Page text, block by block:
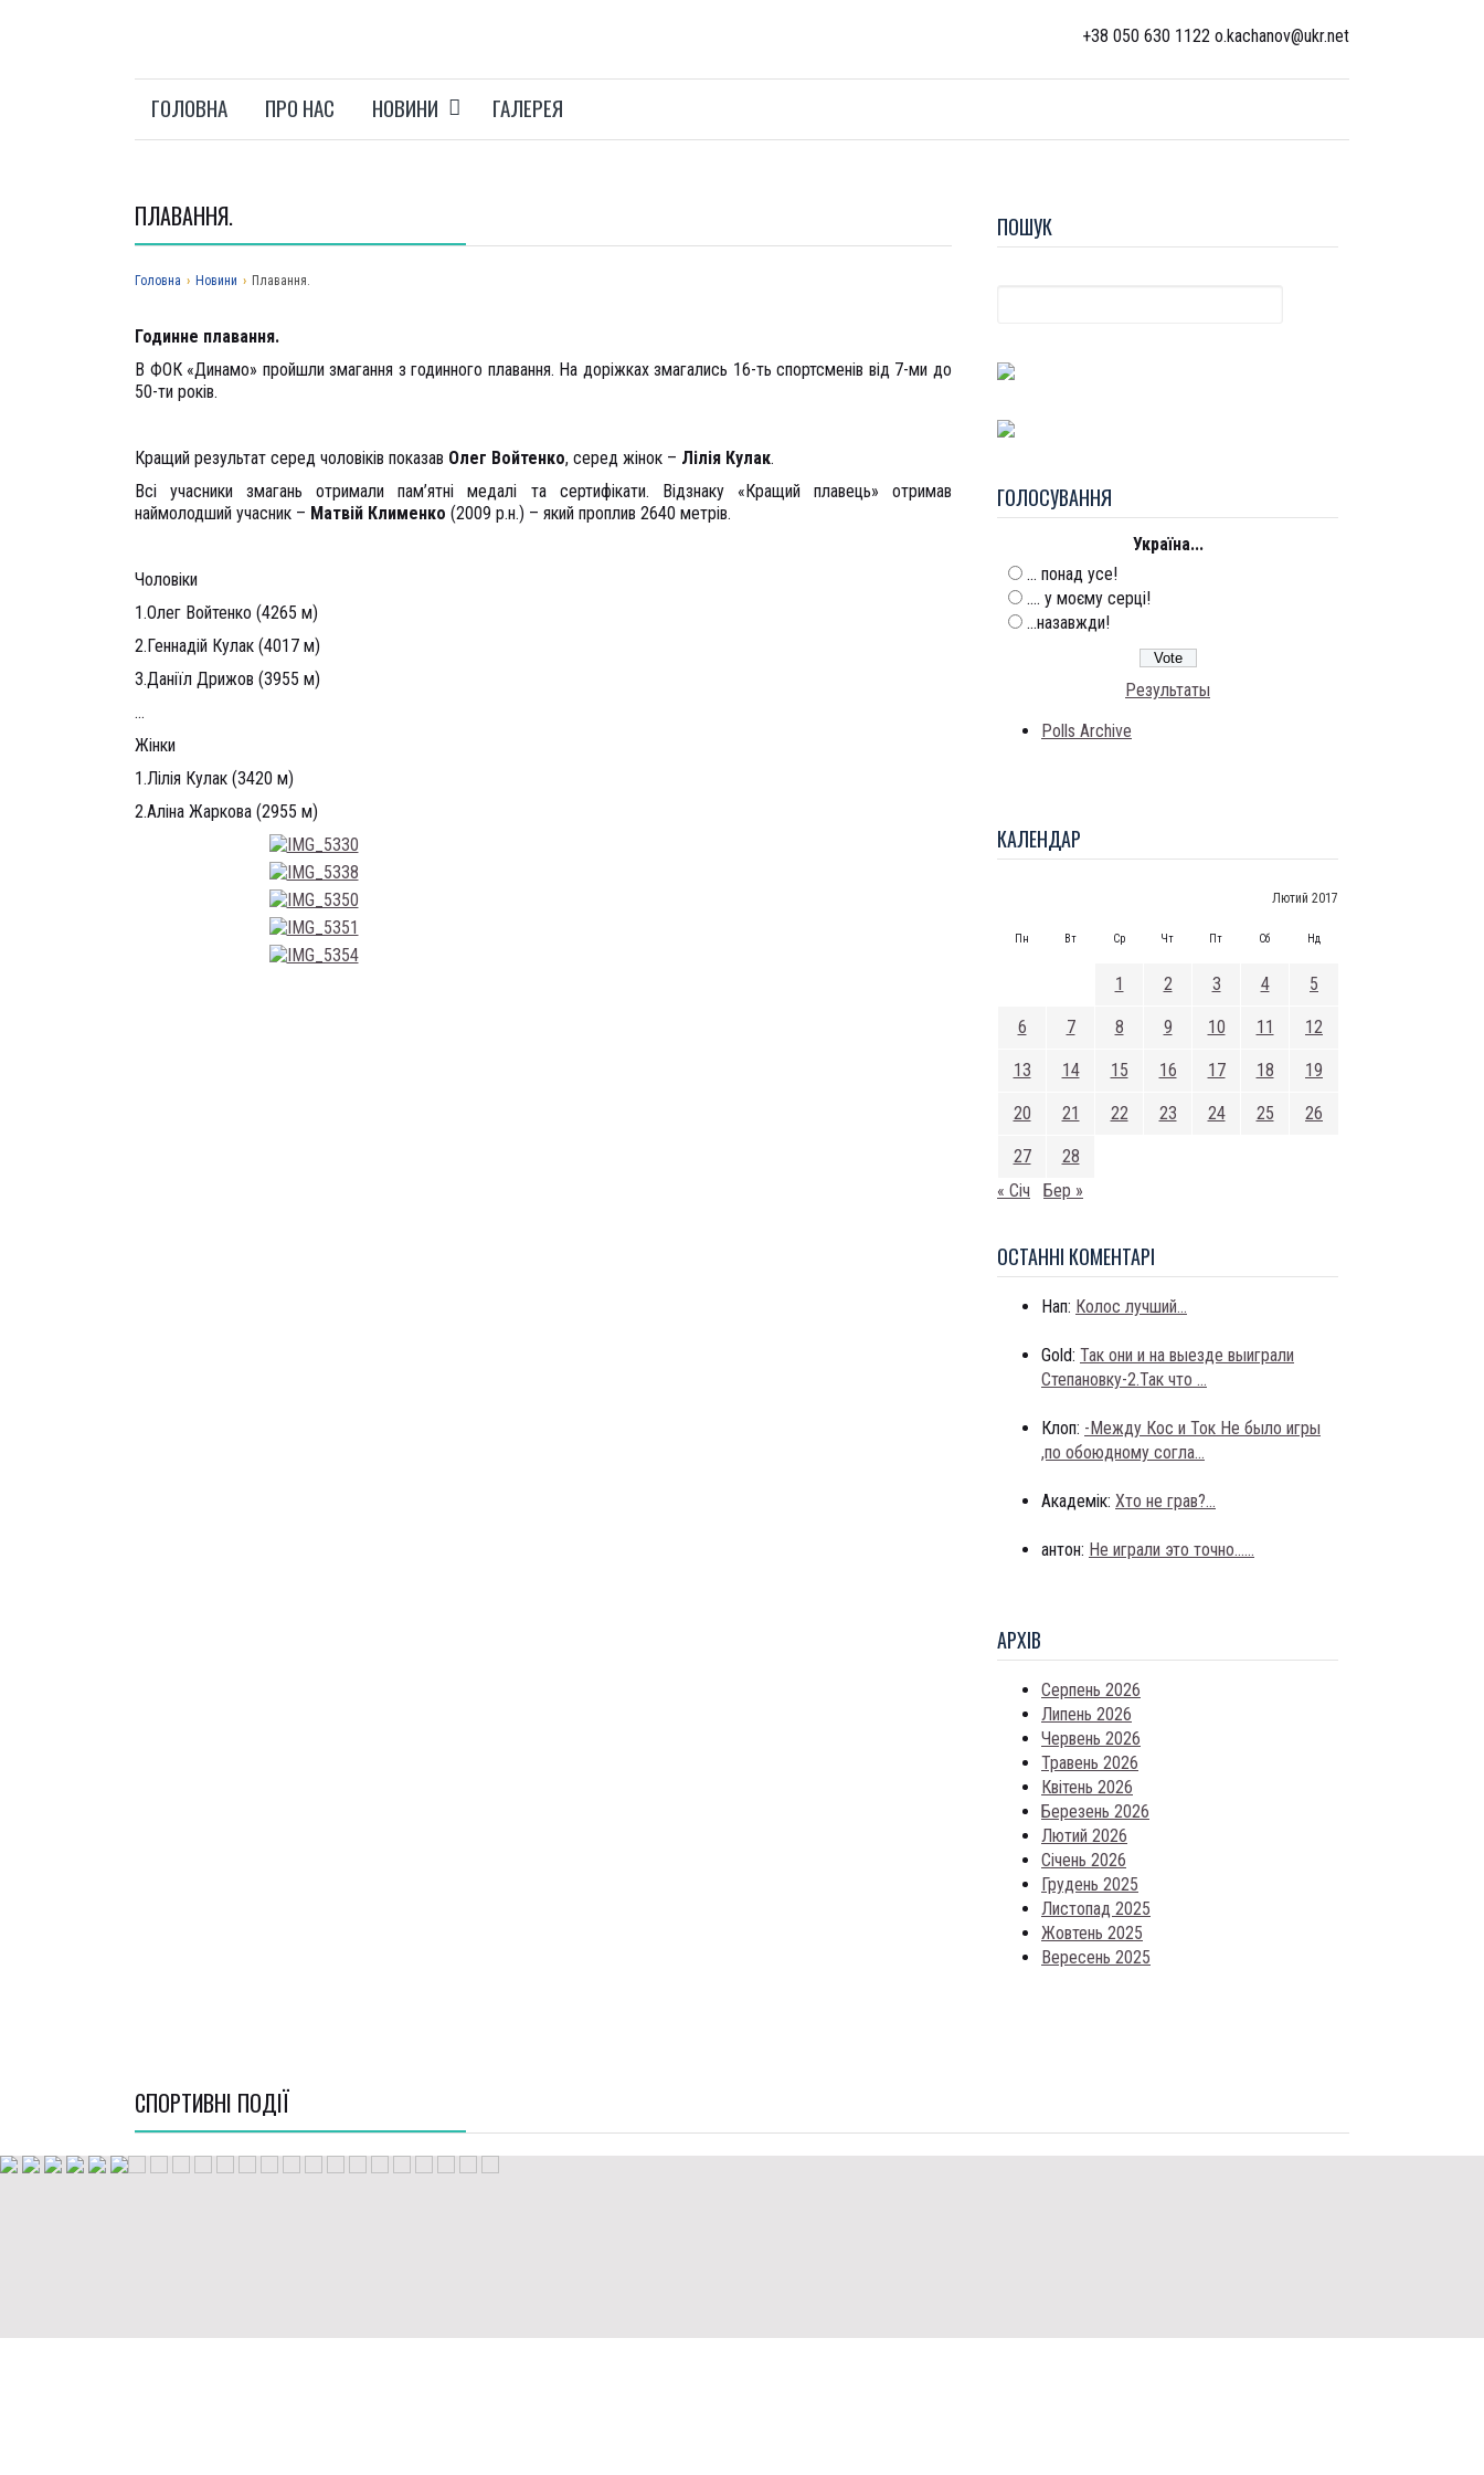
+38 050 630 1122 o.kachanov@ukr.net
ГОЛОВНА ПРО НАС НОВИНИ ГАЛЕРЕЯ
ПОШУК
ГОЛОСУВАННЯ
Україна...
... понад усе!
.... у моєму серці!
...назавжди!
Результаты
Polls Archive
КАЛЕНДАР
Лютий 2017
Пн Вт Ср Чт Пт Сб Нд
1 2 3 4 5
6 7 8 9 10 11 12
13 14 15 16 17 18 19
20 21 22 23 24 25 26
27
28
« Січ
Бер »
ОСТАННI КОМЕНТАРI
Нап: Колос лучший...
Gold: Так они и на выезде выиграли
Степановку-2.Так что ...
Клоп: -Между Кос и Ток Не было игры
,по обоюдному согла...
Академік: Хто не грав?...
антон: Не играли это точно......
АРХIВ
Серпень 2026
Липень 2026
Червень 2026
Травень 2026
Квітень 2026
Березень 2026
Лютий 2026
Січень 2026
Грудень 2025
Листопад 2025
Жовтень 2025
Вересень 2025
ПЛАВАННЯ.
Головна › Новини › Плавання.
Годинне плавання.
В ФОК «Динамо» пройшли змагання з годинного плавання. На доріжках змагались 16-ть спортсменів від 7-ми до
50-ти років.
Кращий результат серед чоловіків показав Олег Войтенко, серед жінок – Лілія Кулак.
Всі учасники змагань отримали пам’ятні медалі та сертифікати. Відзнаку «Кращий плавець» отримав
наймолодший учасник – Матвій Клименко (2009 р.н.) – який проплив 2640 метрів.
Чоловіки
1.Олег Войтенко (4265 м)
2.Геннадій Кулак (4017 м)
3.Даніїл Дрижов (3955 м)
…
Жінки
1.Лілія Кулак (3420 м)
2.Аліна Жаркова (2955 м)
СПОРТИВНI ПОДІЇ